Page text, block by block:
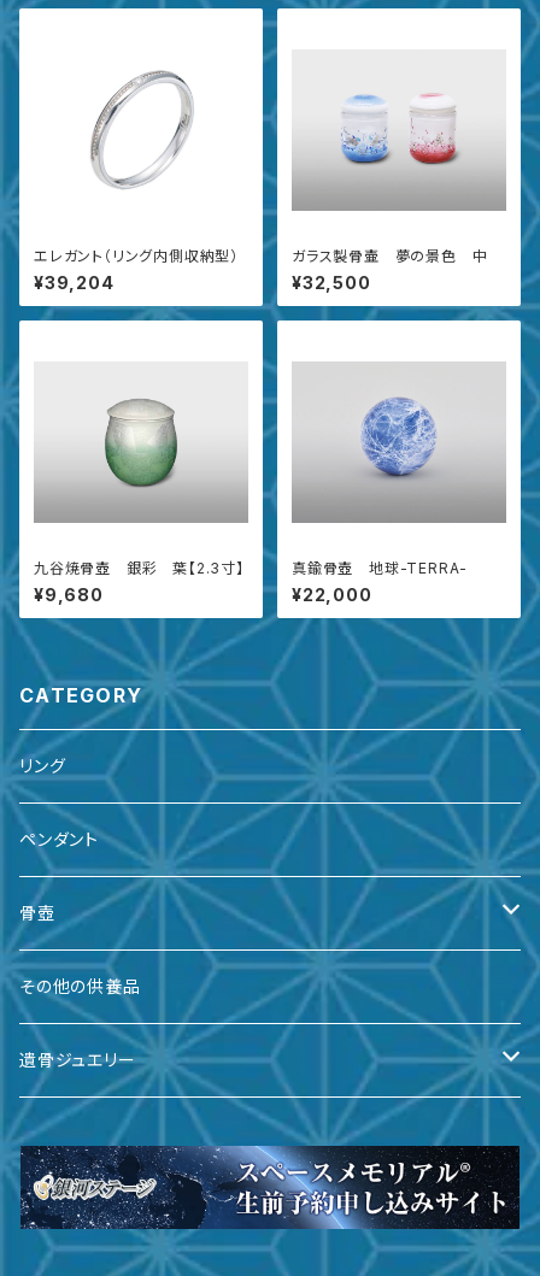
エレガント（リング内側収納型）
¥39,204
ガラス製骨壷 夢の景色 中
¥32,500
九谷焼骨壺 銀彩 葉【2.3寸】
¥9,680
真鍮骨壺 地球-TERRA-
¥22,000
CATEGORY
リング
ペンダント
骨壺
備前焼
九谷焼
有田焼
瀬戸焼
その他の供養品
遺骨ジュエリー
遺骨ダイヤ
台座・リング